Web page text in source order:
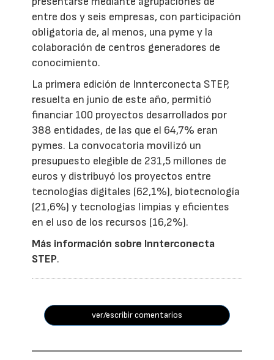
entre dos y seis empresas, con participación
obligatoria de, al menos, una pyme y la
colaboración de centros generadores de
conocimiento.
La primera edición de Innterconecta STEP,
resuelta en junio de este año, permitió
financiar 100 proyectos desarrollados por
388 entidades, de las que el 64,7% eran
pymes. La convocatoria movilizó un
presupuesto elegible de 231,5 millones de
euros y distribuyó los proyectos entre
tecnologías digitales (62,1%), biotecnología
(21,6%) y tecnologías limpias y eficientes
en el uso de los recursos (16,2%).
Más información sobre Innterconecta
STEP.
ver/escribir comentarios